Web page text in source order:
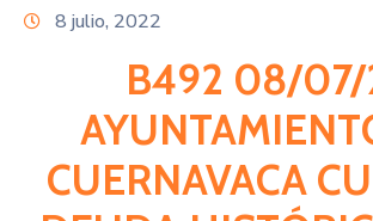
8 julio, 2022
B492 08/07/
CUERNAVACA